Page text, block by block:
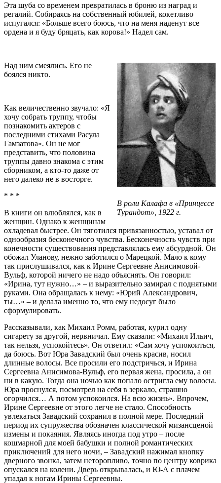
Эта шуба со временем превратилась в броню из наград и
регалий. Собираясь на собственный юбилей, кокетливо
испугался: «Больше всего боюсь, что на меня наденут все
ордена и я буду бряцать, как корова!» Надел сам.
В роли Калафа в «Принцессе
Турандот», 1922 г.
Над ним смеялись. Его не
боялся никто.
Как величественно звучало: «Я
хочу собрать труппу, чтобы
познакомить актеров с
последними стихами Расула
Гамзатова». Он не мог
представить, что половина
труппы давно знакома с этим
сборником, а кто-то даже от
него далеко не в восторге.
* * *
В книги он влюблялся, как в
женщин. Однако к женщинам
охладевал быстрее. Он тяготился привязанностью, уставал от
однообразия бесконечного чувства. Бесконечность чувств при
конечности существования представлялась ему абсурдной. Он
обожал Уланову, нежно заботился о Марецкой. Мало к кому
так прислушивался, как к Ирине Сергеевне Анисимовой-
Вульф, которой ничего не надо объяснять. Он говорил:
«Ирина, тут нужно…» – и выразительно замирал с поднятыми
руками. Она обращалась к нему: «Юрий Александрович,
ты…» – и делала именно то, что ему недосуг было
сформулировать.
Рассказывали, как Михаил Ромм, работая, курил одну
сигарету за другой, нервничал. Ему сказали: «Михаил Ильич,
так нельзя, успокойтесь». Он ответил: «Сам хочу успокоиться,
да боюсь. Вот Юра Завадский был очень красив, носил
длинные волосы. Все просили его подстричься, и Ирина
Сергеевна Анисимова-Вульф, его первая жена, просила, а он
ни в какую. Тогда она ночью как попало остригла ему волосы.
Юра проснулся, посмотрел на себя в зеркало, страшно
огорчился… А потом успокоился. На всю жизнь». Впрочем,
Ирине Сергеевне от этого легче не стало. Способность
увлекаться Завадский сохранил в полной мере. Последний
период их супружества обозначен классической мизансценой
измены и покаяния. Являясь иногда под утро – после
кошмарной для моей бабушки и полной романтических
приключений для него ночи, – Завадский нажимал кнопку
дверного звонка, затем неторопливо, точно по центру коврика
опускался на колени. Дверь открывалась, и Ю-А с плачем
упадал к ногам Ирины Сергеевны.